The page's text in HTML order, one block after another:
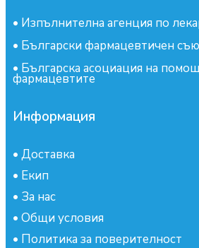
• Изпълнителна агенция по
• Български фармацевтичен
• Българска асоциация на
фармацевтите
Информация
• Доставка
• Екип
• За нас
• Общи условия
• Политика за поверителност